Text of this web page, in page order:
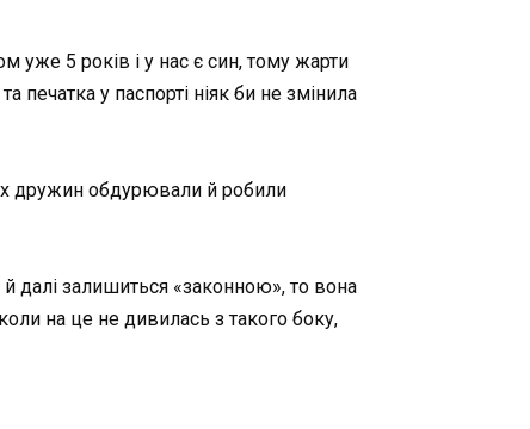
уже 5 років і у нас є син, тому жарти
у паспорті ніяк би не змінила
дружин обдурювали й робили
далі залишиться «законною», то вона
на це не дивилась з такого боку,